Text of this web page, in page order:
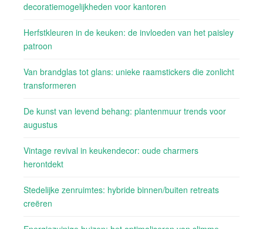
decoratiemogelijkheden voor kantoren
Herfstkleuren in de keuken: de invloeden van het paisley
patroon
Van brandglas tot glans: unieke raamstickers die zonlicht
transformeren
De kunst van levend behang: plantenmuur trends voor
augustus
Vintage revival in keukendecor: oude charmers
herontdekt
Stedelijke zenruimtes: hybride binnen/buiten retreats
creëren